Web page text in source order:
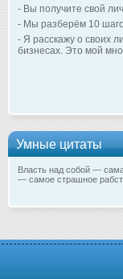
- Вы получите свой
- Мы разберём 10
- Я расскажу о своих
бизнесах. Это мой
Умные цитаты
Власть над собой —
— самое страшное